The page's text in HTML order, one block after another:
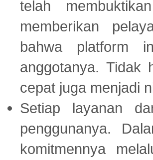
telah
memberikan
bahwa platform
anggotanya. Tidak
cepat juga menjadi
Setiap layanan
penggunanya.
komitmennya